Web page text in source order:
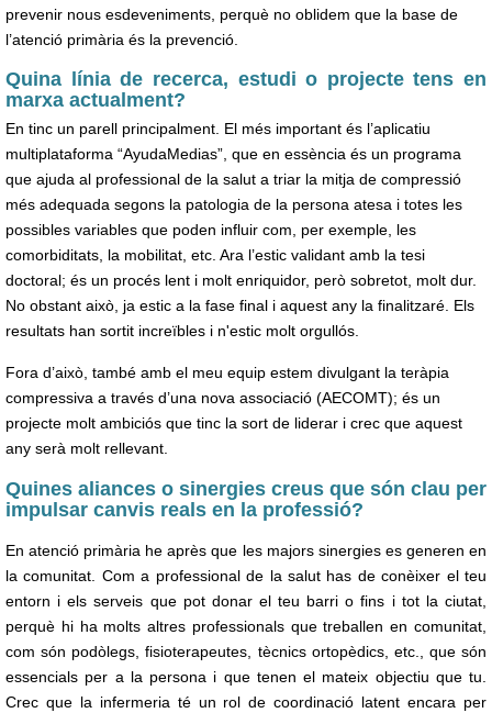
prevenir nous esdeveniments, perquè no oblidem que la base de
l’atenció primària és la prevenció.
Quina línia de recerca, estudi o projecte tens en
marxa actualment?
En tinc un parell principalment. El més important és l’aplicatiu
multiplataforma “AyudaMedias”, que en essència és un programa
que ajuda al professional de la salut a triar la mitja de compressió
més adequada segons la patologia de la persona atesa i totes les
possibles variables que poden influir com, per exemple, les
comorbiditats, la mobilitat, etc. Ara l’estic validant amb la tesi
doctoral; és un procés lent i molt enriquidor, però sobretot, molt dur.
No obstant això, ja estic a la fase final i aquest any la finalitzaré. Els
resultats han sortit increïbles i n'estic molt orgullós.
Fora d’això, també amb el meu equip estem divulgant la teràpia
compressiva a través d’una nova associació (AECOMT); és un
projecte molt ambiciós que tinc la sort de liderar i crec que aquest
any serà molt rellevant.
Quines aliances o sinergies creus que són clau per
impulsar canvis reals en la professió?
En atenció primària he après que les majors sinergies es generen en
la comunitat. Com a professional de la salut has de conèixer el teu
entorn i els serveis que pot donar el teu barri o fins i tot la ciutat,
perquè hi ha molts altres professionals que treballen en comunitat,
com són podòlegs, fisioterapeutes, tècnics ortopèdics, etc., que són
essencials per a la persona i que tenen el mateix objectiu que tu.
Crec que la infermeria té un rol de coordinació latent encara per